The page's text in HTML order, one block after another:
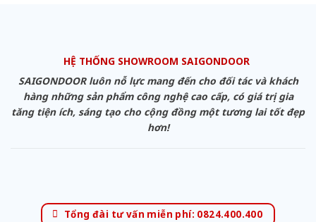
HỆ THỐNG SHOWROOM SAIGONDOOR
SAIGONDOOR luôn nỗ lực mang đến cho đối tác và khách
hàng những sản phẩm công nghệ cao cấp, có giá trị gia
tăng tiện ích, sáng tạo cho cộng đồng một tương lai tốt đẹp
hơn!
Tổng đài tư vấn miễn phí: 0824.400.400